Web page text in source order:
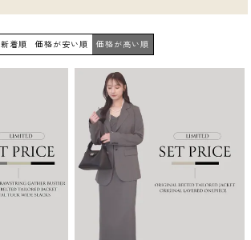
新着順 価格が安い順 価格が高い順